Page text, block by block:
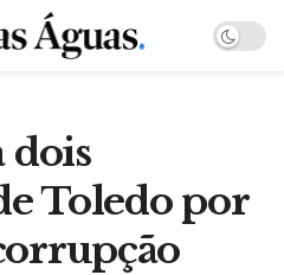
dois
Toledo por